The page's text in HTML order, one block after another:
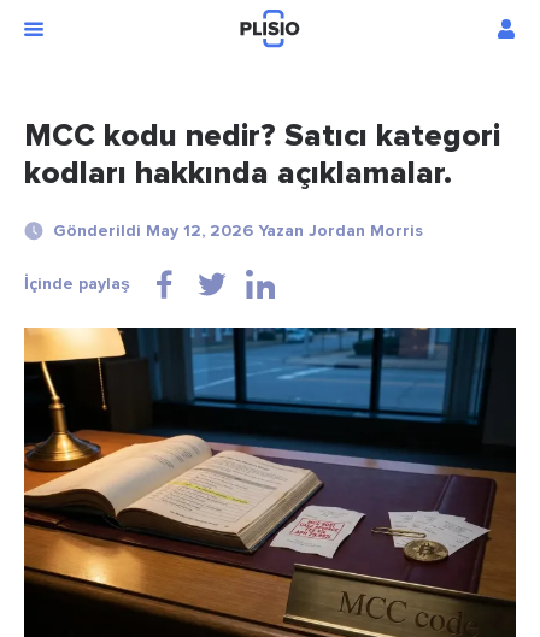
MCC kodu nedir? Satıcı kategori
kodları hakkında açıklamalar.
Gönderildi May 12, 2026 Yazan Jordan Morris
İçinde paylaş